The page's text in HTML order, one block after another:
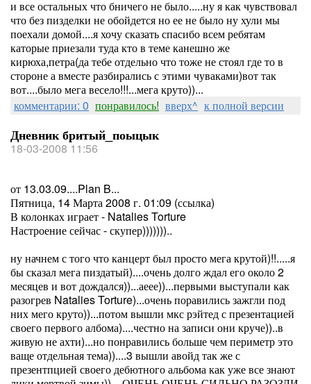
и все остальных что бничего не было.....ну я как чувствовал
что без пизделки не обойдется но ее не было ну хули мы
поехали домой....я хочу сказать спасибо всем ребятам
каторые приезали туда кто в теме канешно же
кирюха,петра(да тебе отдельно что тоже не стоял где то в
стороне а вместе разбирались с этими чуваками)вот так
вот....было мега весело!!!...мега круто))...
комментарии: 0 понравилось! вверх^ к полной версии
Дневник бритый_поыцык
18-03-2008 11:56
от 13.03.09....Plan B...
Пятница, 14 Марта 2008 г. 01:09 (ссылка)
В колонках играет - Natalies Torture
Настроение сейчас - скупер)))))))..
ну начнем с того что канцерт был просто мега крутой)!!.....я
бы сказал мега пиздатый)....очень долго ждал его около 2
месяцев и вот дождался))...аеее))...первыми выступали как
разогрев Natalies Torture)...очень поравились зажгли под
них мего круто))...потом вышли мкс рэйтед с презентацией
своего первого албома)....честно на записи они круче))..в
живую не ахти)...но понравились больше чем периметр это
ваще отдельная тема))....3 вышли авойд так же с
презентпцией своего дебютного альбома как уже все знают